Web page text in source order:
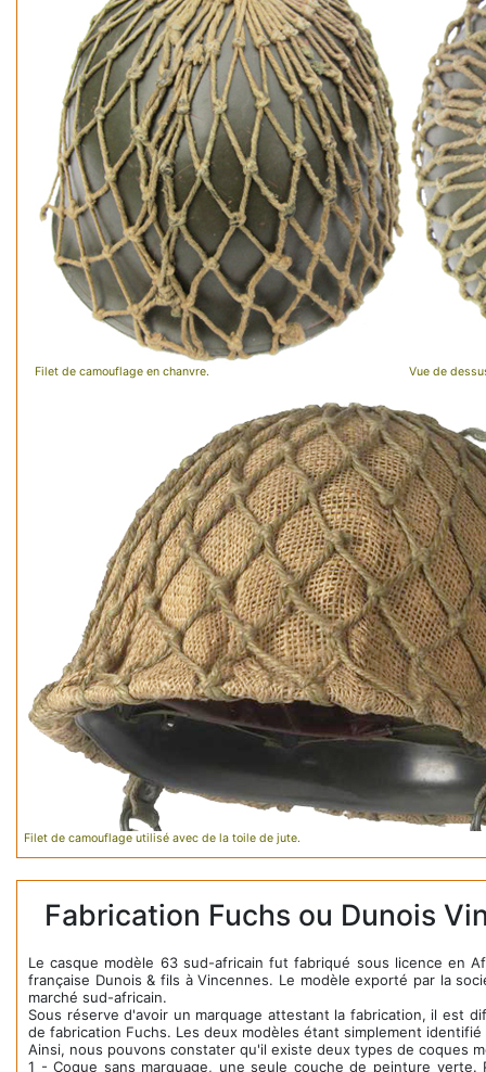
Filet de camouflage en chanvre. Vue de
Filet de camouflage utilisé avec de la toile de jute.
Fabrication Fuchs ou Dunois
Le casque modèle 63 sud-africain fut fabriqué sous licence en
française Dunois & fils à Vincennes. Le modèle exporté par la
marché sud-africain.
Sous réserve d'avoir un marquage attestant la fabrication, il est
de fabrication Fuchs. Les deux modèles étant simplement
Ainsi, nous pouvons constater qu'il existe deux types de coques
1 - Coque sans marquage, une seule couche de peinture